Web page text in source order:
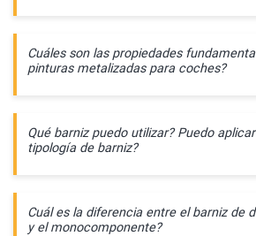
Cuáles son las propiedades
pinturas metalizadas para coches?
Qué barniz puedo utilizar? Puedo
tipología de barniz?
Cuál es la diferencia entre el barniz de
y el monocomponente?